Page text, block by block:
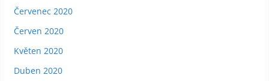
Červenec 2020
Červen 2020
Květen 2020
Duben 2020